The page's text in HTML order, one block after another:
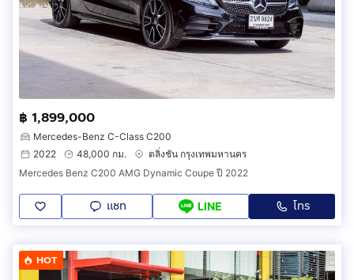
฿ 1,899,000
Mercedes-Benz C-Class C200
2022
48,000 กม.
ตลิ่งชัน กรุงเทพมหานคร
Mercedes Benz C200 AMG Dynamic Coupe ปี 2022
แชท LINE โทร
HOT